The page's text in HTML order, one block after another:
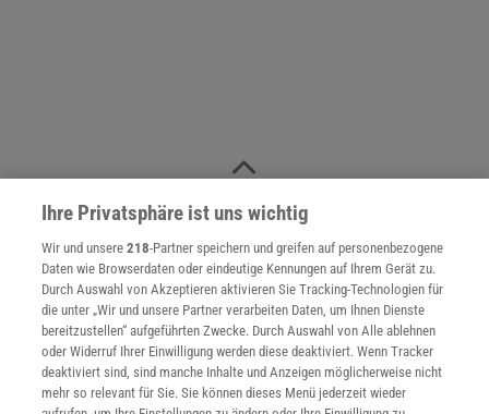
Für Sie im Spektrum-Shop und am Kiosk:
Ihre Privatsphäre ist uns wichtig
Wir und unsere218-Partner speichern und greifen auf personenbezogene
Daten wie Browserdaten oder eindeutige Kennungen auf Ihrem Gerät zu.
Durch Auswahl von Akzeptieren aktivieren Sie Tracking-Technologien für
die unter „Wir und unsere Partner verarbeiten Daten, um Ihnen Dienste
bereitzustellen“ aufgeführten Zwecke. Durch Auswahl von Alle ablehnen
oder Widerruf Ihrer Einwilligung werden diese deaktiviert. Wenn Tracker
deaktiviert sind, sind manche Inhalte und Anzeigen möglicherweise nicht
mehr so relevant für Sie. Sie können dieses Menü jederzeit wieder